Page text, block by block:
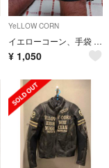
YeLLOW CORN
イエローコーン、手袋 中古品
¥ 1,050